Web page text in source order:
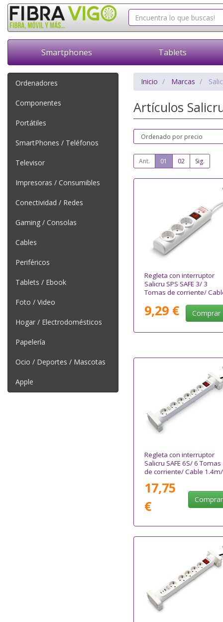
Smartphones Tablets
Ordenadores
Componentes
Portátiles
SmartPhones / Teléfonos
Televisor
Impresoras / Consumibles
Conectividad / Redes
Gaming / Consolas
Cables
Periféricos
Tablets / Ebook
Foto / Video
Hogar / Electrodomésticos
Papelería
Ocio / Deportes / Mascotas
Apple
Inicio Marcas
Artículos
Ant. 01 02 Sig.
Regleta con interruptor
Salicru SPS SAFE 3/ 3
Tomas de corriente/
9,29 € Comprar
Regleta con interruptor
Salicru SAFE 6S/ 6 Tomas
de corriente/ Cable 1.4m/
17,75
€
Comprar